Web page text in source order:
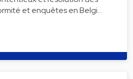
et enquêtes en Belgi…